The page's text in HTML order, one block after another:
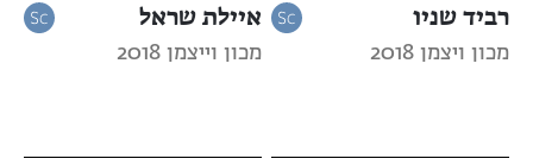
רביד שניו
מכון ויצמן 2018
איילת שראל
מכון וייצמן 2018